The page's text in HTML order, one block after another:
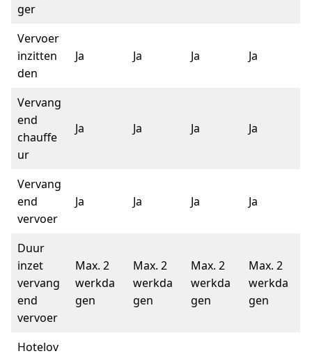
ger
Vervoer
inzitten
den
Ja Ja Ja Ja
Vervang
end
chauffe
ur
Ja Ja Ja Ja
Vervang
end
vervoer
Ja Ja Ja Ja
Duur
inzet
vervang
end
vervoer
Max. 2
werkda
gen
Max. 2
werkda
gen
Max. 2
werkda
gen
Max. 2
werkda
gen
Hotelov